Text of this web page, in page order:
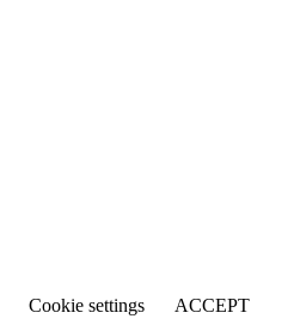
Cookie settings
ACCEPT